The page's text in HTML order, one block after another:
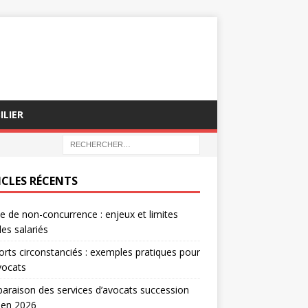
RÉCENTS
de non-concurrence : enjeux et limites
salariés
circonstanciés : exemples pratiques pour
des services d’avocats succession
2026